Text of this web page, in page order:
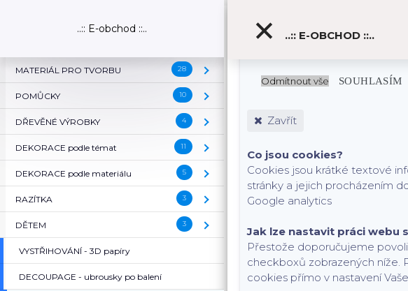
..:: E-obchod ::..
28 ( MATERIÁL PRO TVORBU )
MATERIÁL PRO TVORBU
10 ( POMŮCKY )
POMŮCKY
4 ( DŘEVĚNÉ VÝROBKY )
DŘEVĚNÉ VÝROBKY
11 ( DEKORACE podle témat )
DEKORACE podle témat
5 ( DEKORACE podle materiálu )
DEKORACE podle materiálu
3 ( RAZÍTKA )
RAZÍTKA
3 ( DĚTEM )
DĚTEM
VYSTŘIHOVÁNÍ - 3D papíry
DECOUPAGE - ubrousky po balení
S cílem usnadnit uživatelům
statistických i marketingových
procházení webem. Podrobné
Odmítnout vše SOUHLASÍM
Zavřít
Co jsou cookies?
Cookies jsou krátké textové
stránky a jejich procházením
Google analytics
Jak lze nastavit práci webu
Přestože doporučujeme
checkboxů zobrazených níže.
cookies přímo v nastavení
..:: E-OBCHOD ::..